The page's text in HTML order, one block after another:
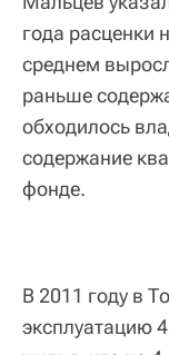
года расценки
среднем
раньше
обходилось
содержание
фонде.
В 2011 году в
эксплуатацию